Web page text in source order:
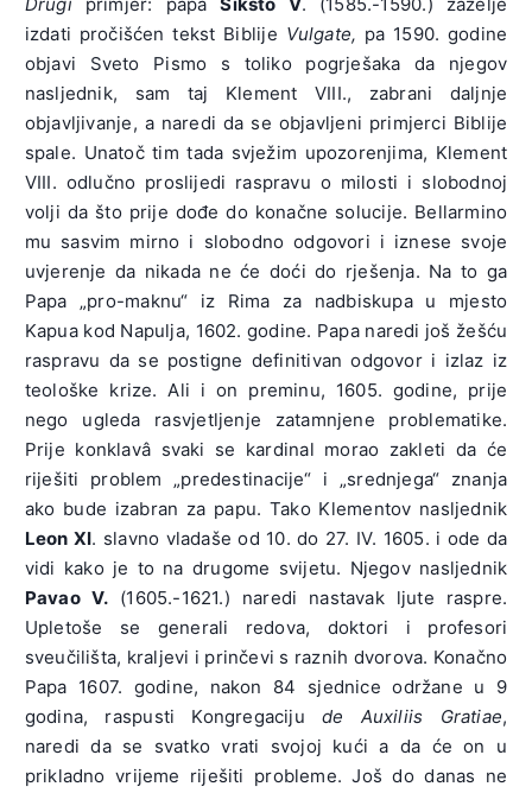
izdati pročišćen tekst Biblije Vulgate, pa 1590. godine
objavi Sveto Pismo s toliko pogrješaka da njegov
nasljednik, sam taj Klement VIII., zabrani daljnje
objavljivanje, a naredi da se objavljeni primjerci Biblije
spale. Unatoč tim tada svježim upozorenjima, Klement
VIII. odlučno proslijedi raspravu o milosti i slobodnoj
volji da što prije dođe do konačne solucije. Bellarmino
mu sasvim mirno i slobodno odgovori i iznese svoje
uvjerenje da nikada ne će doći do rješenja. Na to ga
Papa „pro-maknu“ iz Rima za nadbiskupa u mjesto
Kapua kod Napulja, 1602. godine. Papa naredi još žešću
raspravu da se postigne definitivan odgovor i izlaz iz
teološke krize. Ali i on preminu, 1605. godine, prije
nego ugleda rasvjetljenje zatamnjene problematike.
Prije konklavâ svaki se kardinal morao zakleti da će
riješiti problem „predestinacije“ i „srednjega“ znanja
ako bude izabran za papu. Tako Klementov nasljednik
Leon XI. slavno vladaše od 10. do 27. IV. 1605. i ode da
vidi kako je to na drugome svijetu. Njegov nasljednik
Pavao V. (1605.-1621.) naredi nastavak ljute raspre.
Upletoše se generali redova, doktori i profesori
sveučilišta, kraljevi i prinčevi s raznih dvorova. Konačno
Papa 1607. godine, nakon 84 sjednice održane u 9
godina, raspusti Kongregacijude Auxiliis Gratiae,
naredi da se svatko vrati svojoj kući a da će on u
prikladno vrijeme riješiti probleme. Još do danas ne